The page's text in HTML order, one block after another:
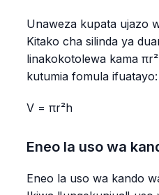
Unaweza kupata ujazo
Kitako cha silinda ya
linakokotolewa kama
kutumia fomula ifuatayo:
V = πr²h
Eneo la uso wa
Eneo la uso wa kando